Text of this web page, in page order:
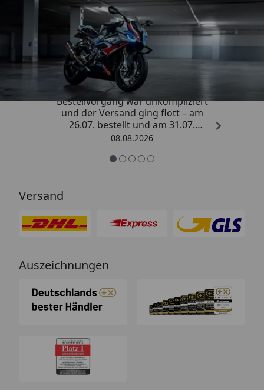
Trusted Shops
4,85/ 5
„Sehr zufriedener Kauf! Der
Bestellvorgang war unkompliziert
und der Versand ging flott – am
26.07. bestellt und am 31.07.
geliefert. Die Abdeckplane
Beschreibung und schützt
08.08.2026
Versand
Auszeichnungen